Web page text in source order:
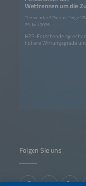
Wettrennen um die
The smarter E Podcast Folge
25. Juni 2026
HZB-Forschende
höhere Wirkungsgrade
Folgen Sie uns